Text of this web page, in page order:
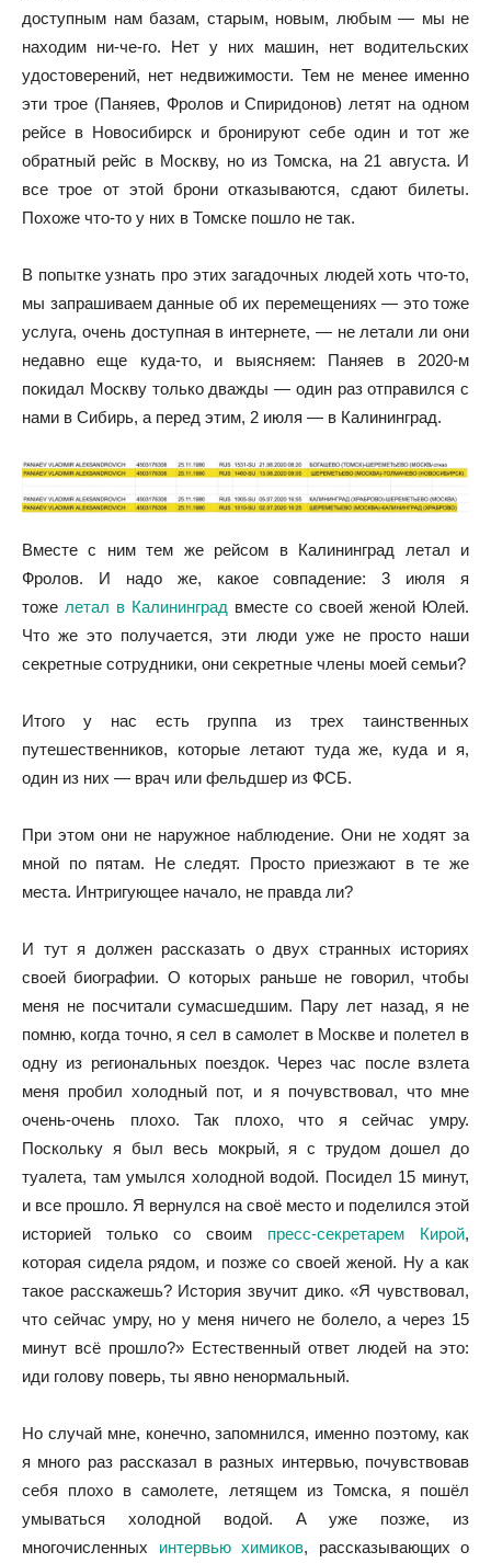
доступным нам базам, старым, новым, любым — мы не
находим ни-че-го. Нет у них машин, нет водительских
удостоверений, нет недвижимости. Тем не менее именно
эти трое (Паняев, Фролов и Спиридонов) летят на одном
рейсе в Новосибирск и бронируют себе один и тот же
обратный рейс в Москву, но из Томска, на 21 августа. И
все трое от этой брони отказываются, сдают билеты.
Похоже что-то у них в Томске пошло не так.
В попытке узнать про этих загадочных людей хоть что-то,
мы запрашиваем данные об их перемещениях — это тоже
услуга, очень доступная в интернете, — не летали ли они
недавно еще куда-то, и выясняем: Паняев в 2020-м
покидал Москву только дважды — один раз отправился с
нами в Сибирь, а перед этим, 2 июля — в Калининград.
Вместе с ним тем же рейсом в Калининград летал и
Фролов. И надо же, какое совпадение: 3 июля я
тоже летал в Калининград вместе со своей женой Юлей.
Что же это получается, эти люди уже не просто наши
секретные сотрудники, они секретные члены моей семьи?
Итого у нас есть группа из трех таинственных
путешественников, которые летают туда же, куда и я,
один из них — врач или фельдшер из ФСБ.
При этом они не наружное наблюдение. Они не ходят за
мной по пятам. Не следят. Просто приезжают в те же
места. Интригующее начало, не правда ли?
И тут я должен рассказать о двух странных историях
своей биографии. О которых раньше не говорил, чтобы
меня не посчитали сумасшедшим. Пару лет назад, я не
помню, когда точно, я сел в самолет в Москве и полетел в
одну из региональных поездок. Через час после взлета
меня пробил холодный пот, и я почувствовал, что мне
очень-очень плохо. Так плохо, что я сейчас умру.
Поскольку я был весь мокрый, я с трудом дошел до
туалета, там умылся холодной водой. Посидел 15 минут,
и все прошло. Я вернулся на своё место и поделился этой
историей только со своим пресс-секретарем Кирой,
которая сидела рядом, и позже со своей женой. Ну а как
такое расскажешь? История звучит дико. «Я чувствовал,
что сейчас умру, но у меня ничего не болело, а через 15
минут всё прошло?» Естественный ответ людей на это:
иди голову поверь, ты явно ненормальный.
Но случай мне, конечно, запомнился, именно поэтому, как
я много раз рассказал в разных интервью, почувствовав
себя плохо в самолете, летящем из Томска, я пошёл
умываться холодной водой. А уже позже, из
многочисленных интервью химиков, рассказывающих о